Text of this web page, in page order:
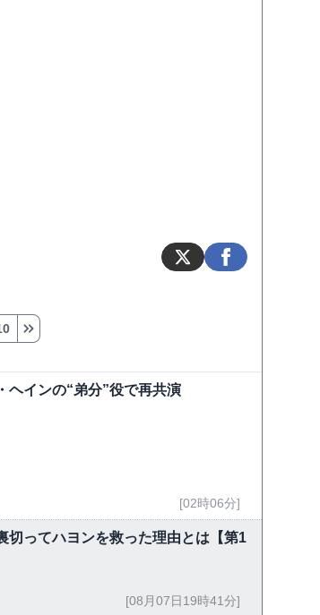
ヘインの“弟分”役で再共演
[02時06分]
切ってハヨンを救った理由とは【第1
[08月07日19時41分]